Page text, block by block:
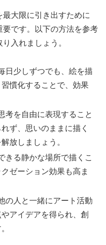
大限に引き出すために
です。以下の方法を参考
入れましょう。
日少しずつでも、絵を描
慣化することで、効果
考を自由に表現すること
ず、思いのままに描く
放しましょう。
きる静かな場所で描くこ
ゼーション効果も高ま
の人と一緒にアート活動
アイデアを得られ、創